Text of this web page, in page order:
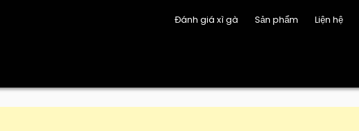
Đánh giá xì gà Sản phẩm Liện hệ